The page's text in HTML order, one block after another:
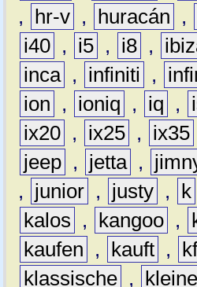
,
hr-v , huracán ,
i40 , i5 , i8 ,
inca , infiniti ,
ion
, ioniq , iq ,
ix20 , ix25 , ix35
jeep , jetta ,
,
junior , justy , k
kalos
, kangoo ,
kaufen
, kauft ,
klassische ,